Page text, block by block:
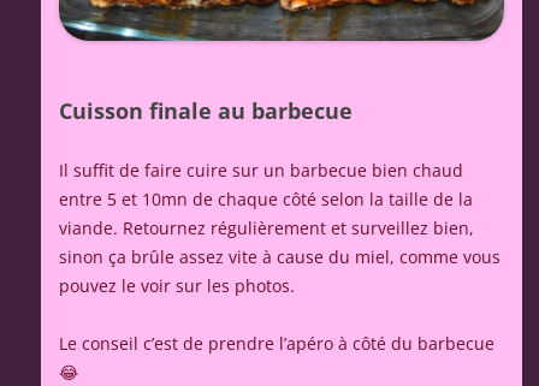
Cuisson finale au barbecue
Il suffit de faire cuire sur un barbecue bien chaud
entre 5 et 10mn de chaque côté selon la taille de la
viande. Retournez régulièrement et surveillez bien,
sinon ça brûle assez vite à cause du miel, comme vous
pouvez le voir sur les photos.
Le conseil c’est de prendre l’apéro à côté du barbecue
😂